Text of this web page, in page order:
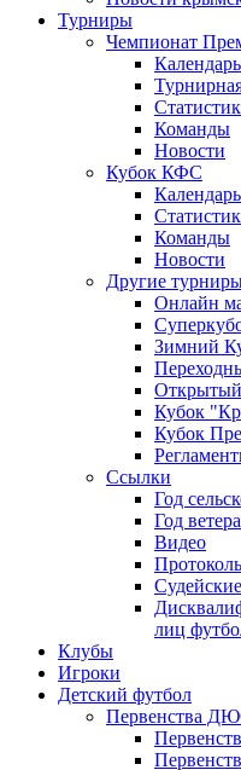
Турниры
Чемпионат
Команды
Новости
Кубок КФС
Команды
Новости
Другие
Онлайн
Зимний
Кубок
Кубок
Ссылки
Год
Год
Видео
лиц
Клубы
Игроки
Детский футбол
Первенства